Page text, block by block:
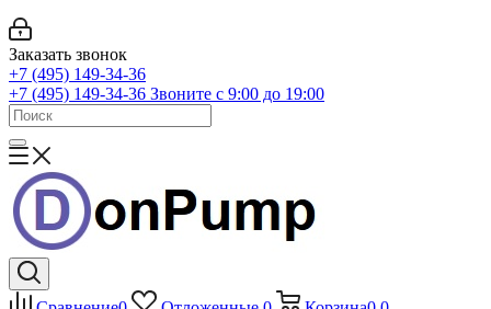
Заказать звонок
+7 (495) 149-34-36
+7 (495) 149-34-36 Звоните с 9:00 до 19:00